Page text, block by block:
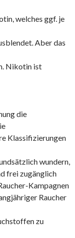
welches ggf. je
Aber das
Nikotin ist
die
Klassifizierungen
wundern,
frei zugänglich
Kampagnen
Raucher
zu